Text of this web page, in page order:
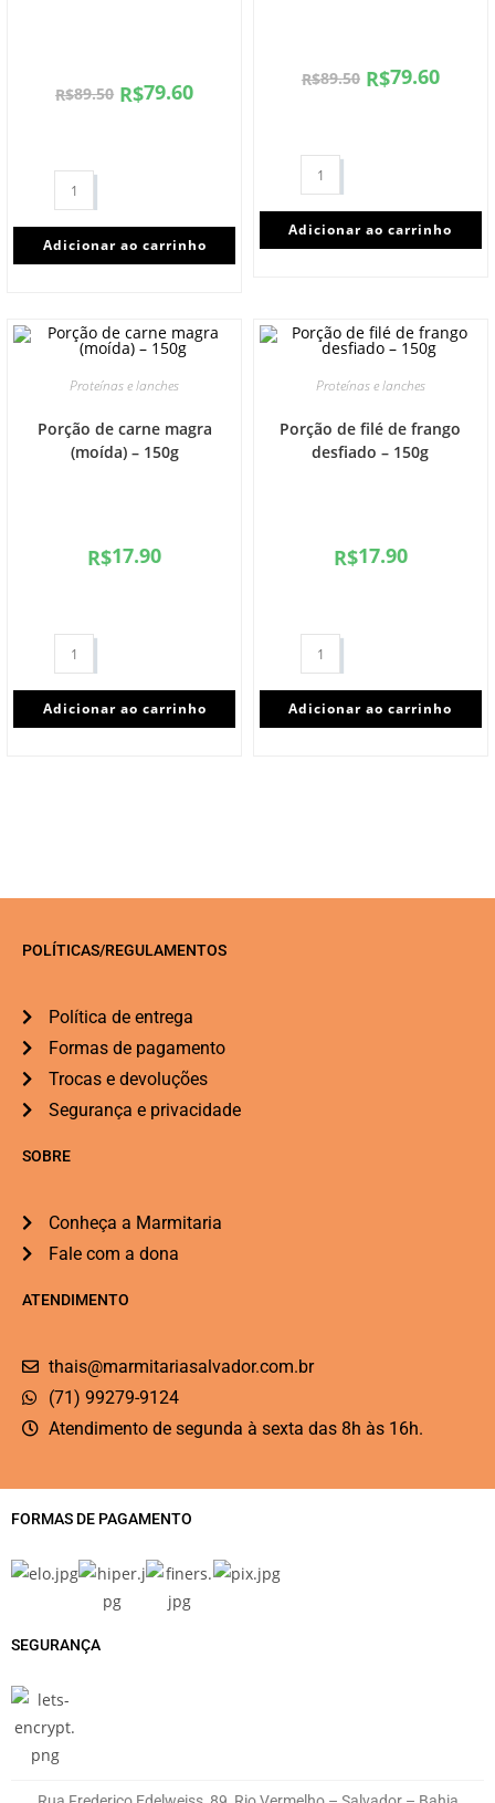
R$89.50 R$79.60
Adicionar ao carrinho
R$89.50 R$79.60
Adicionar ao carrinho
Proteínas e lanches
Porção de carne magra
(moída) – 150g
R$17.90
Adicionar ao carrinho
Proteínas e lanches
Porção de filé de frango
desfiado – 150g
R$17.90
Adicionar ao carrinho
POLÍTICAS/REGULAMENTOS
Política de entrega
Formas de pagamento
Trocas e devoluções
Segurança e privacidade
SOBRE
Conheça a Marmitaria
Fale com a dona
ATENDIMENTO
thais@marmitariasalvador.com.br
(71) 99279-9124
Atendimento de segunda à sexta das 8h às 16h.
FORMAS DE PAGAMENTO
SEGURANÇA